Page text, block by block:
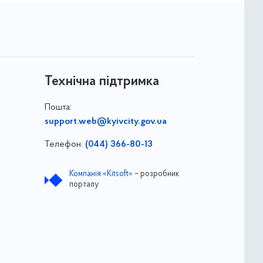
Технічна підтримка
Пошта:
support.web@kyivcity.gov.ua
Телефон: (044) 366-80-13
Компанія «Kitsoft» – розробник
порталу